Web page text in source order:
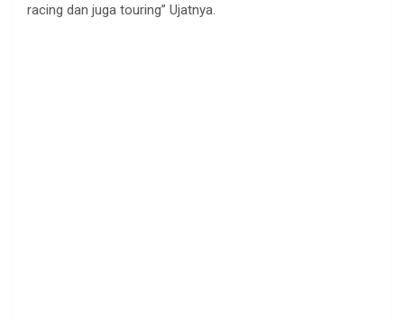
racing dan juga touring” Ujatnya.